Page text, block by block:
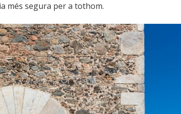
més segura per a tothom.